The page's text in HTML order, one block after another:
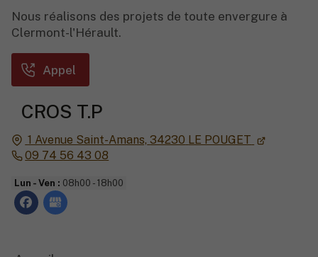
CROS T.P
1 Avenue Saint-Amans, 34230 LE POUGET
09 74 56 43 08
Lun - Ven : 08h00 - 18h00
Nous réalisons des projets de toute envergure à
Clermont-l'Hérault.
Appel